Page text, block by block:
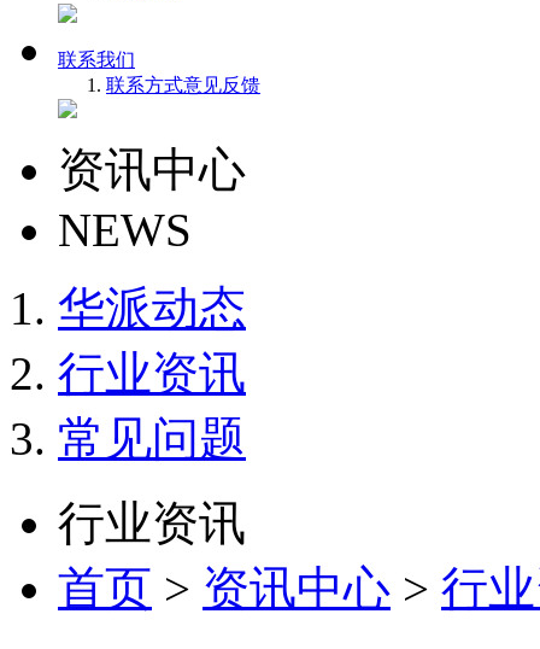
联系我们
联系方式意见反馈
资讯中心
NEWS
华派动态
行业资讯
常见问题
行业资讯
首页 > 资讯中心 > 行